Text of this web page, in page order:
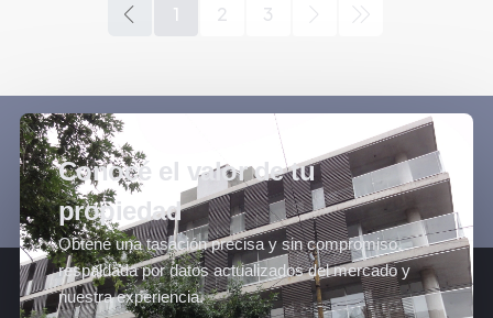
1 2 3
Conocé el valor de tu
propiedad
Obtené una tasación precisa y sin compromiso,
respaldada por datos actualizados del mercado y
nuestra experiencia.